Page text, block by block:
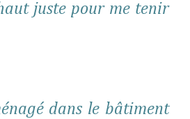
juste pour me tenir
dans le bâtiment